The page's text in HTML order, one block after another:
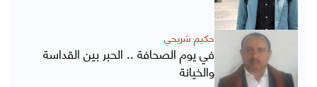
حكيم شريحي
في يوم الصحافة .. الحبر بين القداسة
والخيانة